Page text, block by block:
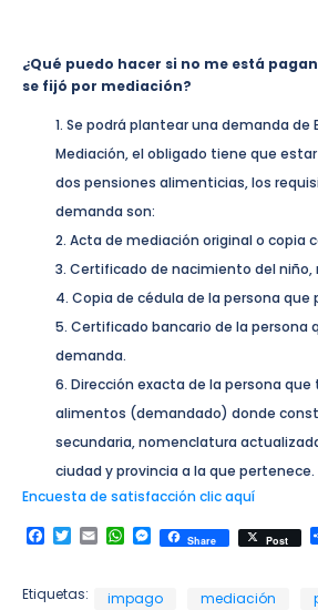
¿Qué puedo hacer si no me está
se fijó por mediación?
Se podrá plantear una demanda de
Mediación, el obligado tiene que
dos pensiones alimenticias, los
demanda son:
Acta de mediación original o copia
Certificado de nacimiento del niño,
Copia de cédula de la persona
Certificado bancario de la persona
demanda.
Dirección exacta de la persona que
alimentos (demandado) donde
secundaria, nomenclatura
ciudad y provincia a la que pertenece.
Encuesta de satisfacción clic aquí
Facebook
Twitter
EmailWhatsApp
Messenger
Share Post
Etiquetas: impago mediación